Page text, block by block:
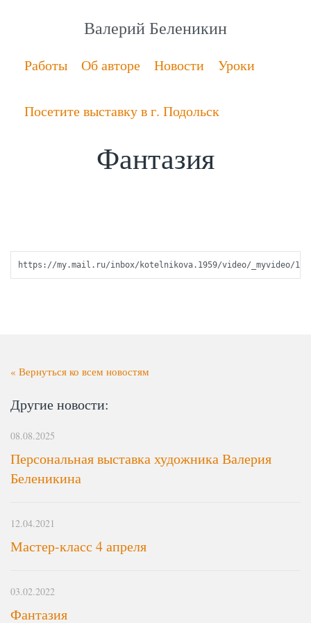
Валерий Беленикин
Работы Об авторе Новости Уроки
Посетите выставку в г. Подольск
Фантазия
https://my.mail.ru/inbox/kotelnikova.1959/video/_myvideo/
« Вернуться ко всем новостям
Другие новости:
08.08.2025
Персональная выставка художника Валерия
Беленикина
12.04.2021
Мастер-класс 4 апреля
03.02.2022
Фантазия